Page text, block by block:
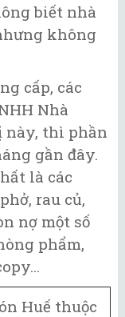
biết nhà
không
cấp, các
Nhà
này, thì phần
gần đây.
là các
rau củ,
nợ một số
phẩm,
Huế thuộc